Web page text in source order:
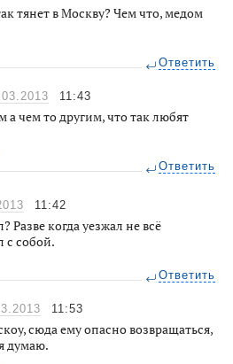
тянет в Москву? Чем что, медом
Ответить
11:43
а чем то другим, что так любят
Ответить
11:42
Разве когда уезжал не всё
с собой.
Ответить
11:53
сюда ему опасно возвращаться,
думаю.